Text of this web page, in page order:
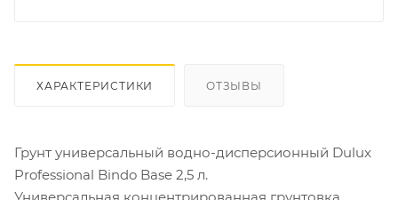
ХАРАКТЕРИСТИКИ ОТЗЫВЫ
Грунт универсальный водно-дисперсионный Dulux
Professional Bindo Base 2,5 л.